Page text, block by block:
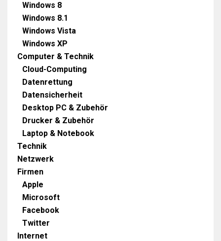
Windows 8
Windows 8.1
Windows Vista
Windows XP
Computer & Technik
Cloud-Computing
Datenrettung
Datensicherheit
Desktop PC & Zubehör
Drucker & Zubehör
Laptop & Notebook
Technik
Netzwerk
Firmen
Apple
Microsoft
Facebook
Twitter
Internet